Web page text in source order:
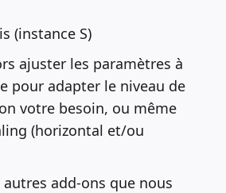
(instance S)
ajuster les paramètres à
pour adapter le niveau de
votre besoin, ou même
(horizontal et/ou
add-ons que nous